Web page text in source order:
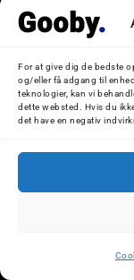
For at give dig de bedste
og/eller få adgang til
teknologier, kan vi
dette websted. Hvis du
det have en negativ
Cookiepolitik
Kontakt
Krydstogtskibe